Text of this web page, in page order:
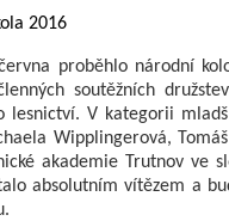
2016
proběhlo národní
soutěžních
lesnictví. V kategorii
Wipplingerová,
akademie Trutnov ve
absolutním vítězem a